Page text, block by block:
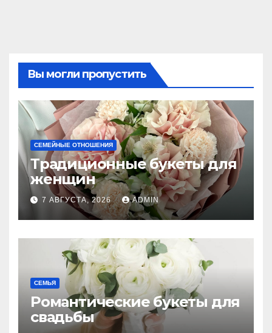
Вы могли пропустить
СЕМЕЙНЫЕ ОТНОШЕНИЯ
Традиционные букеты для
женщин
7 АВГУСТА, 2026 ADMIN
СЕМЬЯ
Романтические букеты для
свадьбы